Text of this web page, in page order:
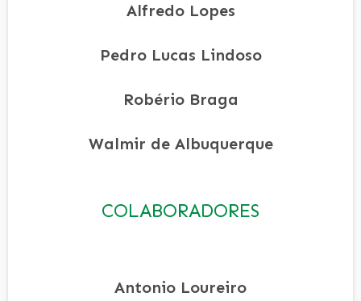
Alfredo Lopes
Pedro Lucas Lindoso
Robério Braga
Walmir de Albuquerque
COLABORADORES
Antonio Loureiro